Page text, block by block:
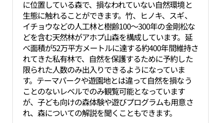
に位置している森で、損なわれていない自然環境と
生態に触れることができます。竹、ヒノキ、スギ、
イチョウなどの人工林と樹齢100～300年の金剛松な
どを含む天然林がアホプ山森を構成しています。延
べ面積が52万平方メートルに達する約400年間維持さ
れてきた私有林で、自然を保護するために予約した
限られた人数のみ出入りできるようになっていま
す。テーマパークや遊園地とは違って自然を損なう
ことのないレベルでのみ観覧可能となっています
が、子ども向けの森体験や遊びプログラムも用意さ
れ、森についての解説を聞くこともできます。